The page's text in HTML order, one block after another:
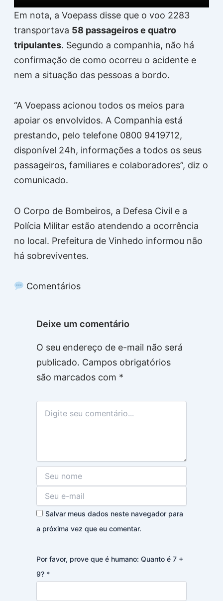
Em nota, a Voepass disse que o voo 2283
transportava 58 passageiros e quatro
tripulantes. Segundo a companhia, não há
confirmação de como ocorreu o acidente e
nem a situação das pessoas a bordo.
“A Voepass acionou todos os meios para
apoiar os envolvidos. A Companhia está
prestando, pelo telefone 0800 9419712,
disponível 24h, informações a todos os seus
passageiros, familiares e colaboradores”, diz o
comunicado.
O Corpo de Bombeiros, a Defesa Civil e a
Polícia Militar estão atendendo a ocorrência
no local. Prefeitura de Vinhedo informou não
há sobreviventes.
Comentários
Deixe um comentário
O seu endereço de e-mail não será
publicado. Campos obrigatórios
são marcados com *
Salvar meus dados neste navegador para
a próxima vez que eu comentar.
Por favor, prove que é humano: Quanto é 7 +
9? *